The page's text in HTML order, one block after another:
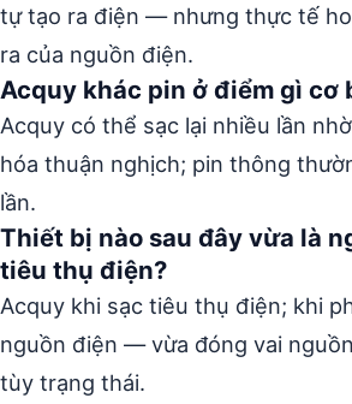
tự tạo ra điện — nhưng thực tế
ra của nguồn điện.
Acquy khác pin ở điểm gì cơ
Acquy có thể sạc lại nhiều lần
hóa thuận nghịch; pin thông
lần.
Thiết bị nào sau đây vừa là
tiêu thụ điện?
Acquy khi sạc tiêu thụ điện; khi
nguồn điện — vừa đóng vai
tùy trạng thái.